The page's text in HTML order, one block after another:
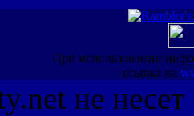
При использовании
ссылка на
не несет